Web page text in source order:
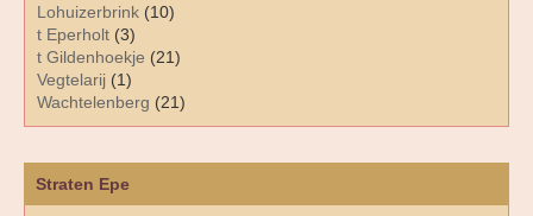
Straten Epe
Lohuizerbrink (10)
t Eperholt (3)
t Gildenhoekje (21)
Vegtelarij (1)
Wachtelenberg (21)